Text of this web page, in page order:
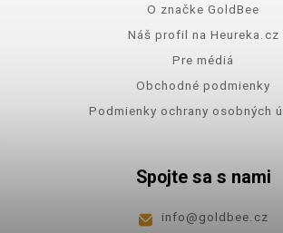
O značke GoldBee
Náš profil na Heureka.cz
Pre médiá
Obchodné podmienky
Podmienky ochrany osobných
Spojte sa s nami
info@goldbee.cz